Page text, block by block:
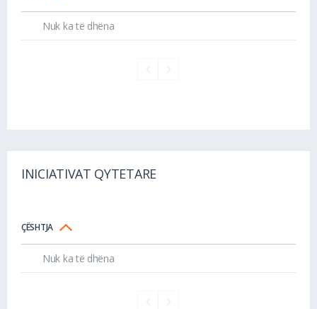
Nuk ka të dhëna
INICIATIVAT QYTETARE
ÇËSHTJA
Nuk ka të dhëna